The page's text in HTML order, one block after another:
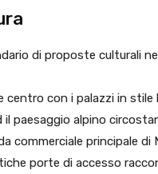
di proposte culturali
con i palazzi in
paesaggio alpino
commerciale principale di
porte di accesso